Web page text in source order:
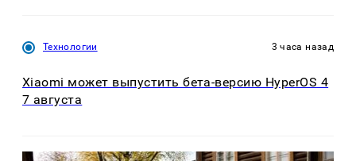
Технологии 3 часа назад
Xiaomi может выпустить бета-версию HyperOS 4
7 августа